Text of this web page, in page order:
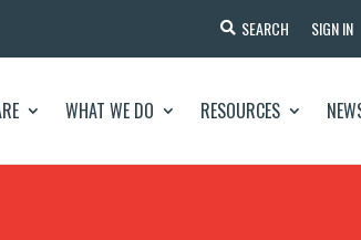
SEARCH SIGN IN
WHAT WE DO RESOURCES